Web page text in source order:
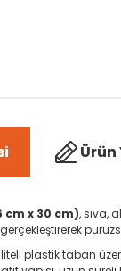
Ürün
cm x 30 cm), sıva,
gerçekleştirerek
plastik taban